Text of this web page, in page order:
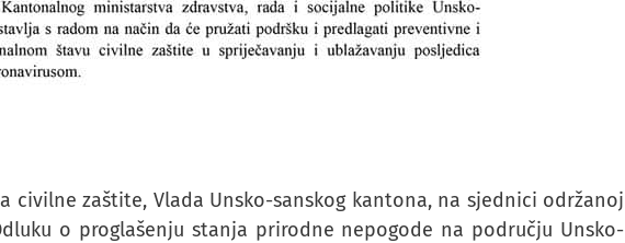
civilne zaštite, Vlada Unsko-sanskog kantona, na sjednici održanoj
o proglašenju stanja prirodne nepogode na području Unsko-